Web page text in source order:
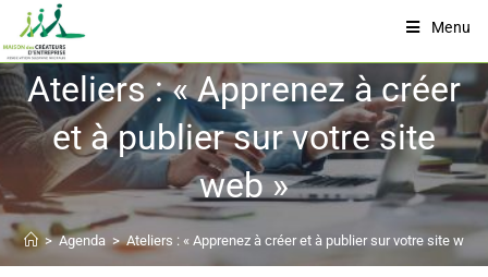
Menu
Ateliers : « Apprenez à créer
et à publier sur votre site
web »
> Agenda > Ateliers : « Apprenez à créer et à publier sur votre site web